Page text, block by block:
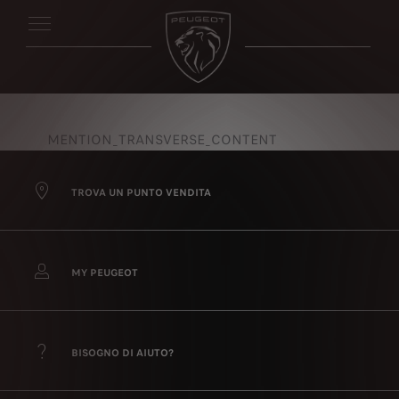
MENTION_TRANSVERSE_CONTENT
TROVA UN PUNTO VENDITA
MY PEUGEOT
BISOGNO DI AIUTO?